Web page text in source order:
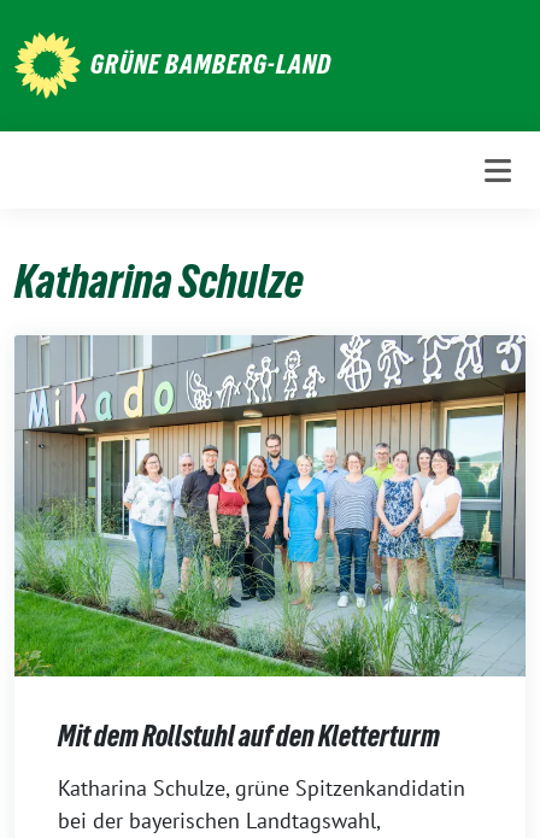
zum
Inhalt
GRÜNE BAMBERG-LAND
Katharina Schulze
Mit dem Rollstuhl auf den Kletterturm
17.
September
Katharina Schulze, grüne Spitzenkandidatin
bei der bayerischen Landtagswahl,